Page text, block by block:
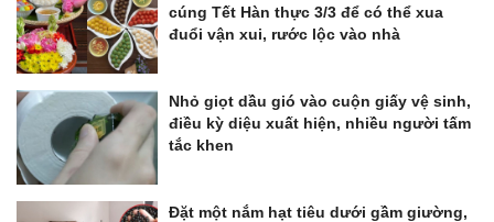
cúng Tết Hàn thực 3/3 để có thể xua
đuổi vận xui, rước lộc vào nhà
Nhỏ giọt dầu gió vào cuộn giấy vệ sinh,
điều kỳ diệu xuất hiện, nhiều người tấm
tắc khen
Đặt một nắm hạt tiêu dưới gầm giường,